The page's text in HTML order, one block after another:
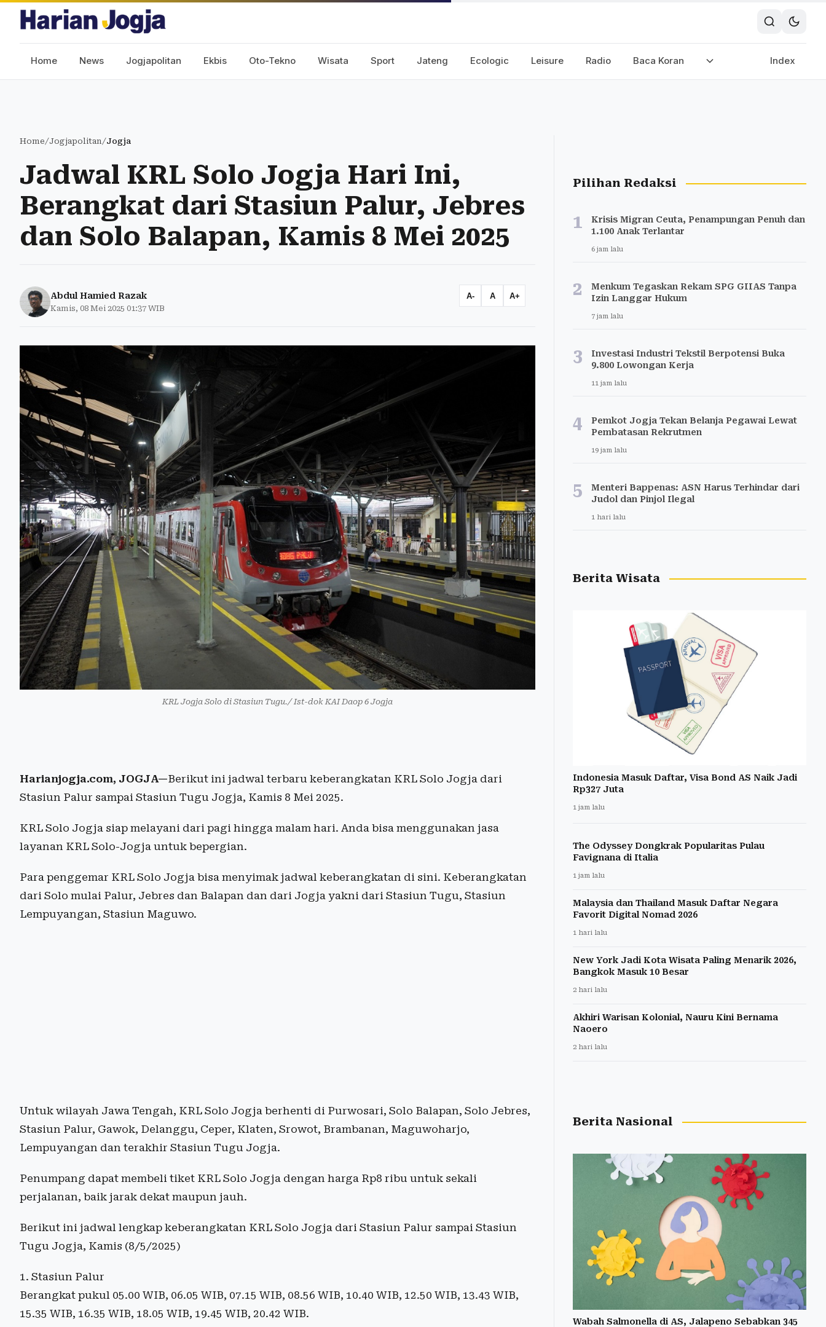
Home News Jogjapolitan Ekbis Oto-Tekno Wisata Sport Jateng Ecologic Leisure Radio Baca Koran Index
Home/Jogjapolitan/Jogja
Jadwal KRL Solo Jogja Hari Ini,
Berangkat dari Stasiun Palur, Jebres
dan Solo Balapan, Kamis 8 Mei 2025
Abdul Hamied Razak
Kamis, 08 Mei 2025 01:37 WIB
A- A A+
KRL Jogja Solo di Stasiun Tugu./ Ist-dok KAI Daop 6 Jogja
Harianjogja.com, JOGJA—Berikut ini jadwal terbaru keberangkatan KRL Solo Jogja dari
Stasiun Palur sampai Stasiun Tugu Jogja, Kamis 8 Mei 2025.
KRL Solo Jogja siap melayani dari pagi hingga malam hari. Anda bisa menggunakan jasa
layanan KRL Solo-Jogja untuk bepergian.
Para penggemar KRL Solo Jogja bisa menyimak jadwal keberangkatan di sini. Keberangkatan
dari Solo mulai Palur, Jebres dan Balapan dan dari Jogja yakni dari Stasiun Tugu, Stasiun
Lempuyangan, Stasiun Maguwo.
Untuk wilayah Jawa Tengah, KRL Solo Jogja berhenti di Purwosari, Solo Balapan, Solo Jebres,
Stasiun Palur, Gawok, Delanggu, Ceper, Klaten, Srowot, Brambanan, Maguwoharjo,
Lempuyangan dan terakhir Stasiun Tugu Jogja.
Penumpang dapat membeli tiket KRL Solo Jogja dengan harga Rp8 ribu untuk sekali
perjalanan, baik jarak dekat maupun jauh.
Berikut ini jadwal lengkap keberangkatan KRL Solo Jogja dari Stasiun Palur sampai Stasiun
Tugu Jogja, Kamis (8/5/2025)
1. Stasiun Palur
Berangkat pukul 05.00 WIB, 06.05 WIB, 07.15 WIB, 08.56 WIB, 10.40 WIB, 12.50 WIB, 13.43 WIB,
15.35 WIB, 16.35 WIB, 18.05 WIB, 19.45 WIB, 20.42 WIB.
Pilihan Redaksi
1
Krisis Migran Ceuta, Penampungan Penuh dan
1.100 Anak Terlantar
6 jam lalu
2
Menkum Tegaskan Rekam SPG GIIAS Tanpa
Izin Langgar Hukum
7 jam lalu
3
Investasi Industri Tekstil Berpotensi Buka
9.800 Lowongan Kerja
11 jam lalu
4
Pemkot Jogja Tekan Belanja Pegawai Lewat
Pembatasan Rekrutmen
19 jam lalu
5
Menteri Bappenas: ASN Harus Terhindar dari
Judol dan Pinjol Ilegal
1 hari lalu
Berita Wisata
Indonesia Masuk Daftar, Visa Bond AS Naik Jadi
Rp327 Juta
1 jam lalu
The Odyssey Dongkrak Popularitas Pulau
Favignana di Italia
1 jam lalu
Malaysia dan Thailand Masuk Daftar Negara
Favorit Digital Nomad 2026
1 hari lalu
New York Jadi Kota Wisata Paling Menarik 2026,
Bangkok Masuk 10 Besar
2 hari lalu
Akhiri Warisan Kolonial, Nauru Kini Bernama
Naoero
2 hari lalu
Berita Nasional
Wabah Salmonella di AS, Jalapeno Sebabkan 345